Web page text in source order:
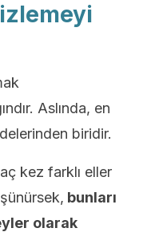
Aslında, en
biridir.
kez farklı eller
bunları
olarak